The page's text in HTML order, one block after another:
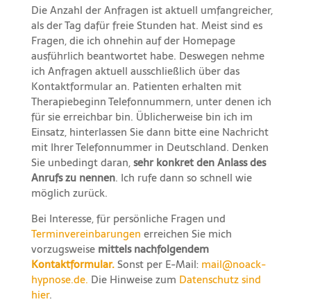
Die Anzahl der Anfragen ist aktuell umfangreicher,
als der Tag dafür freie Stunden hat. Meist sind es
Fragen, die ich ohnehin auf der Homepage
ausführlich beantwortet habe. Deswegen nehme
ich Anfragen aktuell ausschließlich über das
Kontaktformular an. Patienten erhalten mit
Therapiebeginn Telefonnummern, unter denen ich
für sie erreichbar bin. Üblicherweise bin ich im
Einsatz, hinterlassen Sie dann bitte eine Nachricht
mit Ihrer Telefonnummer in Deutschland. Denken
Sie unbedingt daran,sehr konkret den Anlass des
Anrufs zu nennen. Ich rufe dann so schnell wie
möglich zurück.
Bei Interesse, für persönliche Fragen und
Terminvereinbarungen erreichen Sie mich
vorzugsweise mittels nachfolgendem
Kontaktformular.Sonst per E-Mail: mail@noack-
hypnose.de. Die Hinweise zum Datenschutz sind
hier.